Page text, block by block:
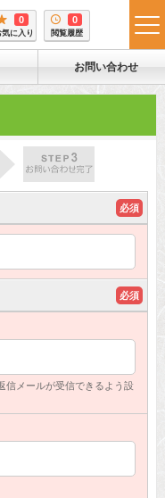
0
気に入り
0
閲覧履歴
お問い合わせ
必須
必須
信メールが受信できるよう設